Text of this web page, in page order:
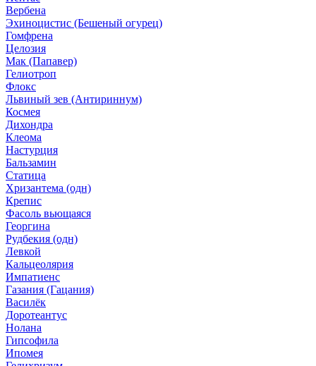
Вербена
Эхиноцистис (Бешеный огурец)
Гомфрена
Целозия
Мак (Папавер)
Гелиотроп
Флокс
Львиный зев (Антириннум)
Космея
Дихондра
Клеома
Настурция
Бальзамин
Статица
Хризантема (одн)
Крепис
Фасоль вьющаяся
Георгина
Рудбекия (одн)
Левкой
Кальцеолярия
Импатиенс
Газания (Гацания)
Василёк
Доротеантус
Нолана
Гипсофила
Ипомея